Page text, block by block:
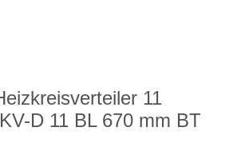
11
D 11 BL 670 mm BT